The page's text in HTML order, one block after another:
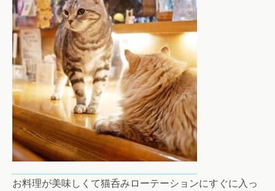
お料理が美味しくて猫呑みローテーションにすぐに入っ